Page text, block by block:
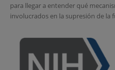
para llegar a entender qué
involucrados en la supresión de la